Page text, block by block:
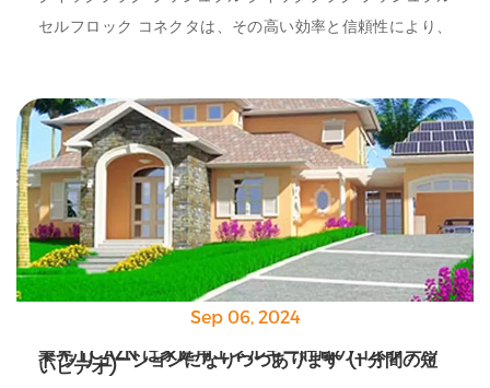
セルフロック コネクタは、その高い効率と信頼性により、
Sep 06, 2024
業界 | CAZN は家庭用エネルギー貯蔵のコネクテッ
ド ソリューションになりつつあります (1 分間の短
いビデオ)